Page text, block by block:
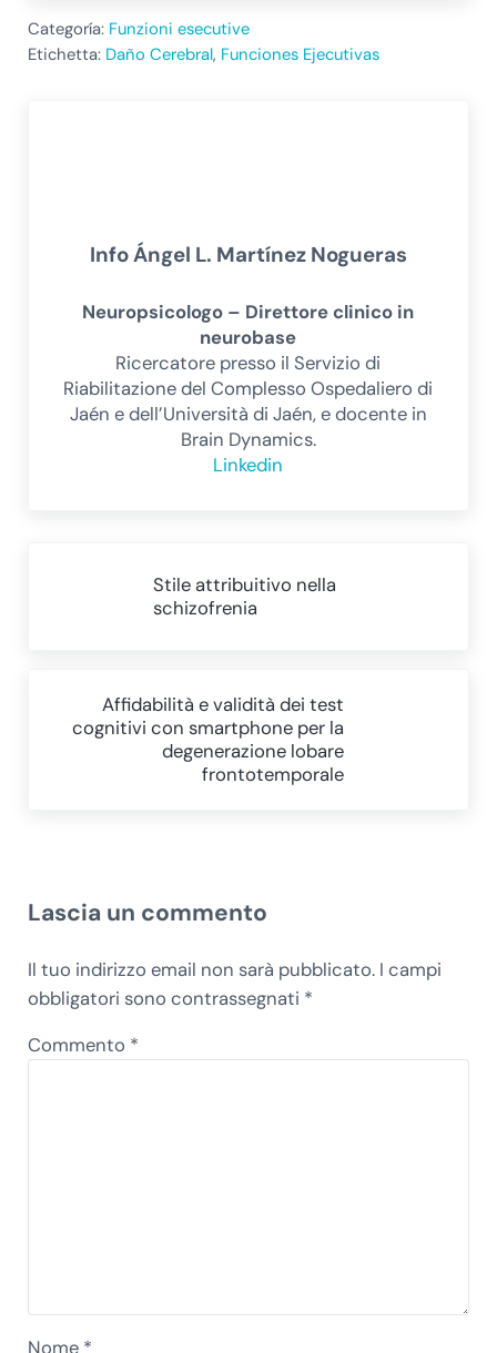
Categoría: Funzioni esecutive
Etichetta: Daño Cerebral, Funciones Ejecutivas
InfoÁngel L. Martínez Nogueras
Neuropsicologo – Direttore clinico in
neurobase
Ricercatore presso il Servizio di
Riabilitazione del Complesso Ospedaliero di
Jaén e dell’Università di Jaén, e docente in
Brain Dynamics.
Linkedin
Stile attribuitivo nella
schizofrenia
Affidabilità e validità dei test
cognitivi con smartphone per la
degenerazione lobare
frontotemporale
Lascia un commento
Il tuo indirizzo email non sarà pubblicato. I campi
obbligatori sono contrassegnati *
Commento *
Nome *